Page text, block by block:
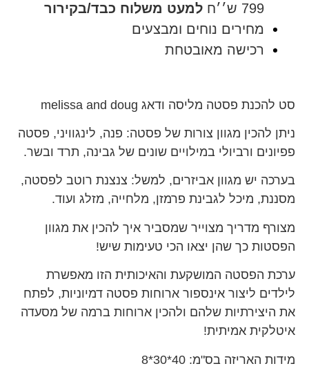
799 ש׳׳ח
למעט משלוח כבד/בקירור
מחירים נוחים ומבצעים
רכישה מאובטחת
סט להכנת פסטה מליסה ודאג melissa and doug
ניתן להכין מגוון צורות של פסטה: פנה, לינגוויני, פסטה
פפיונים ורביולי במילויים שונים של גבינה, תרד ובשר.
בערכה יש מגוון אביזרים, למשל: צנצנת רוטב לפסטה,
מסננת, מיכל לגבינת פרמזן, מלחייה, מזלג ועוד.
מצורף מדריך מצוייר שמסביר איך להכין את מגוון
הפסטות כך שהן יצאו הכי טעימות שיש!
ערכת הפסטה המושקעת והאיכותית הזו מאפשרת
לילדים ליצור אינספור ארוחות פסטה דמיוניות, לפתח
את היצירתיות שלהם ולהכין ארוחות ברמה של מסעדה
איטלקית אמיתית!
מידות האריזה בס"מ: 40*30*8